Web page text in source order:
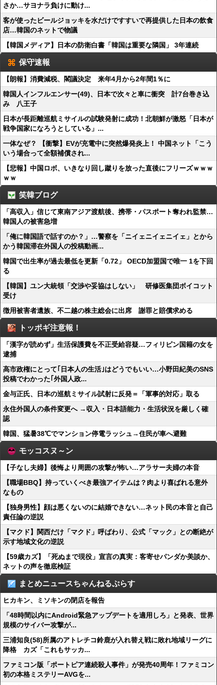
さか…サヨナラ負けに動け...
客が使ったビールジョッキを水だけですすいで再提供した日本の飲食
店…韓国のネットで物議
【韓国メディア】日本の防衛白書「韓国は重要な隣国」 3年連続
保守速報
【朗報】消費減税、閣議決定 来年4月から2年間1％に
韓国人インフルエンサー(49)、日本で次々と車に衝突 計7台巻き込
み 八王子
日本が長距離巡航ミサイルの試験発射に成功！北朝鮮が激怒「日本が
戦争国家になろうとしている」...
一体なぜ？ 【衝撃】EVが充電中に突然爆発炎上！ 中国ネット「こう
いう場合って全額補償され...
【悲報】中国ロボ、いきなり回し蹴りを放った直後にフリーズｗｗｗ
ｗｗ
笑韓ブログ
「高収入」信じて東南アジア渡航後、携帯・パスポート奪われ監禁…
韓国人の被害急増
「俺に韓国語で話すのか？」…警察を「ニイェニイェニイェ」とから
かう韓国滞在外国人の投稿動画...
韓国で出生率が過去最低を更新「0.72」 OECD加盟国で唯一 1を下回
る
【韓国】ユン大統領「交渉や妥協はしない」 研修医集団ボイコット
受け
徴用被害者遺族、不二越の株主総会に出席 謝罪と賠償求める
トッポギ注意報！
「漢字が読めず」生活保護費を不正受給容疑…フィリピン国籍の女を
逮捕
高市政権にとって｢日本人の生活｣はどうでもいい…小野田紀美のSNS
投稿でわかった｢外国人政...
金与正氏、日本の巡航ミサイル試射に反発＝「軍事的対応」取る
永住外国人の条件変更へ →収入・日本語能力・生活状況を厳しく確
認
韓国、猛暑38℃でマンション停電ラッシュ→住民が車へ避難
モッコスヌ～ン
【子なし夫婦】後悔より周囲の攻撃が怖い…アラサー夫婦の本音
【職場BBQ】持っていくべき最強アイテムは？肉より喜ばれる意外
なもの
【独身男性】顔は悪くないのに結婚できない…ネット民の本音と自己
責任論の逆説
【マクド】関西だけ「マクド」呼ばわり、公式「マック」との断絶が
示す地域文化の逆説
【59歳カズ】「死ぬまで現役」宣言の真実：客寄せパンダか美談か、
ネットの声を徹底検証
まとめニュースちゃんねるぷらす
ヒカキン、ミソキンの閉店を報告
「48時間以内にAndroid緊急アップデートを適用しろ」と発表、世界
規模のサイバー攻撃が...
三浦知良(58)所属のアトレチコ鈴鹿が入れ替え戦に敗れ地域リーグに
降格 カズ「これもサッカ...
ファミコン版「ポートピア連続殺人事件」が発売40周年！ファミコン
初の本格ミステリーAVGを...